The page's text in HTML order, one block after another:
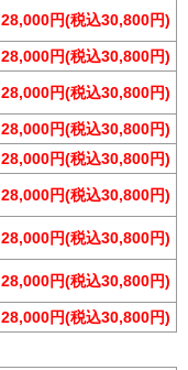
28,000円(税込30,800円)
28,000円(税込30,800円)
28,000円(税込30,800円)
28,000円(税込30,800円)
28,000円(税込30,800円)
28,000円(税込30,800円)
28,000円(税込30,800円)
28,000円(税込30,800円)
28,000円(税込30,800円)